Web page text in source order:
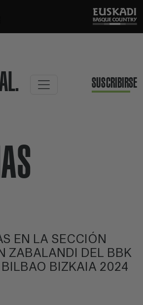
SUSCRIBIRSE
EN LA SECCIÓN
ZABALANDI DEL BBK
BIZKAIA 2024